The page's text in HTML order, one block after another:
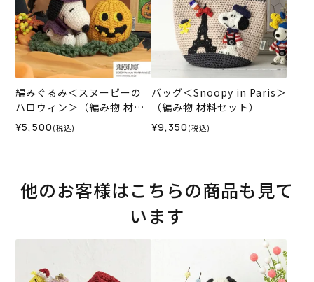
編みぐるみ＜スヌーピーの
ハロウィン＞（編み物 材料
セット）
¥5,500 (税込)
バッグ＜Snoopy in Paris＞
（編み物 材料セット）
¥9,350 (税込)
他のお客様はこちらの商品も見て
います